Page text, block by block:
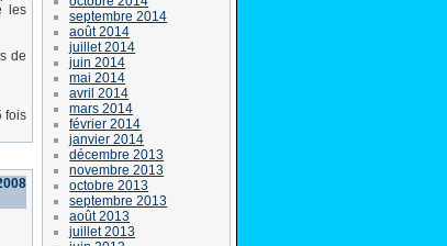
les
de
fois
septembre 2014
août 2014
juillet 2014
juin 2014
mai 2014
avril 2014
mars 2014
février 2014
janvier 2014
décembre 2013
novembre 2013
octobre 2013
septembre 2013
août 2013
juillet 2013